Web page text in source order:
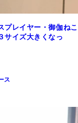
プレイヤー・御伽ねこ
サイズ大きくなっ
ス